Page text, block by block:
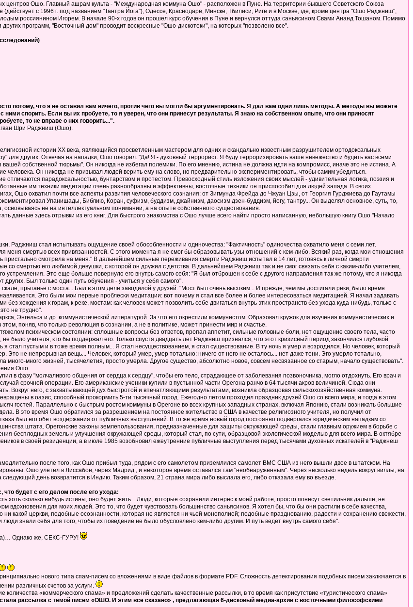
центров Ошо. Главный ашрам культа - "Международная коммуна Ошо" - расположен в Пуне. На территории бывшего Советского Союза
с 1996 г. под названием "Тантра Йога"), Одессе, Краснодаре, Минске, Тбилиси, Риге и в Москве, где, кроме центра "Ошо Раджниш",
россиянином Игорем. В начале 90-х годов он прошел курс обучения в Пуне и вернулся оттуда саньясином Свами Ананд Тошаном. Помимо
программ, "Восточный дом" проводит воскресные "Ошо-дискотеки", на которых "позволено все".
потому, что я не оставил вам ничего, против чего вы могли бы аргументировать. Я дал вам одни лишь методы. А методы вы можете
спорить. Если вы их пробуете, то я уверен, что они принесут результаты. Я знаю на собственном опыте, что они приносят
то не вправе о них говорить...".
Шри Раджниш (Ошо).
истории XX века, являющийся просветленным мастером для одних и скандально известным разрушителем ортодоксальных
для других. Отвечая на нападки, Ошо говорил: "Да! Я - духовный террорист. Я буду терроризировать ваше невежество и будить вас всеми
собственной тюрьмы". Он никогда не избегал полемики. По его мнению, истина не должна идти на компромисс, иначе это не истина. А
человека. Он никогда не призывал людей верить ему на слово, но предварительно экспериментировать, чтобы самим убедиться.
парадоксальностью, бунтарством и протестом. Превосходный стиль изложения своих мыслей - удивительная логика, поэзия и
им техники медитации очень разнообразны и эффективны, восточные техники он приспособил для людей запада. В своих
Ошо охватил почти все аспекты развития человеческого сознания: от Зигмунда Фрейда до Чжуан Цзы, от Георгия Гурджиева до Гаутамы
Упанишады, Библию, Коран, суфизм, буддизм, джайнизм, даосизм дзен-буддизм, йогу, тантру... Он выделял основное, суть, то,
основываясь не на интеллектуальном понимании, а на опыте собственного существования.
данные здесь отрывки из его книг. Для быстрого знакомства с Ошо лучше всего найти просто написанную, небольшую книгу Ошо "Начало
Раджниш стал испытывать ощущение своей обособленности и одиночества: "Фактичность" одиночества охватило меня с семи лет.
меня смертью всех привязанностей. С этого момента я не смог бы образовывать узы отношений с кем-либо. Всякий раз, когда мои отношения
пристально смотрела на меня." В дальнейшем сильные переживания смерти Раджниш испытал в 14 лет, готовясь к личной смерти
со смертью его любимой девушки, с которой он дружил с детства. В дальнейшем Раджниш так и не смог связать себя с каким-либо учителем,
устремления. Это еще больше повернуло его внутрь самого себя: "Я был отброшен к себе с другого направления так же потому, что я никогда
Был только один путь обучения - учиться у себя самого".
прыганье с моста... Был в этом деле заводилой у друзей: "Мост был очень высоким... И прежде, чем мы достигали реки, было время
Это были мои первые проблески медитации: вот почему я стал все более и более интересоваться медитацией. Я начал задавать
хождения к горам, к реке, мостам: как человек может позволить себе двигаться внутрь этих пространств без ухода куда-нибудь, только с
не трудно".
Энгельса и др. коммунистической литературой. За что его окрестили коммунистом. Образовал кружок для изучения коммунистических и
поняв, что только революция в сознании, а не в политике, может принести мир и счастье.
психическом состоянии: сплошные вопросы без ответов, пропал аппетит, сильные головные боли, нет ощущение своего тела, часто
было учителя, кто бы поддержал его. Только спустя двадцать лет Раджниш признался, что этот кризисный период закончился глубокой
стал пустым и в тоже время полным... Я стал несуществованием, я стал существование. В ту ночь я умер и возродился. Но человек, который
Это не непрерывная вещь... Человек, который умер, умер тотально: ничего от него не осталось... нет даже тени. Эго умерло тотально,
много-много жизней, тысячелетия, просто умерла. Другое существо, абсолютно новое, совсем несвязанное со старым, начало существовать".
Ошо.
в фазу "молчаливого общения от сердца к сердцу", чтобы его тело, страдающее от заболевания позвоночника, могло отдохнуть. Его врач и
срочной операции. Его американские ученики купили в пустынной части Орегона ранчо в 64 тысячи акров величиной. Сюда они
Вокруг него, с захватывающей дух быстротой и впечатляющими результатами, возникла образцовая сельскохозяйственная коммуна.
в оазис, способный прокормить 5-ти тысячный город. Ежегодно летом проходил праздник друзей Ошо со всего мира, и тогда в этом
гостей. Параллельно с быстрым ростом коммуны в Орегоне во всех крупных западных странах, включая Японию, стали возникать большие
В это время Ошо обратился за разрешением на постоянное жительство в США в качестве религиозного учителя, но получил от
был его обет воздержания от публичных выступлений. В то же время новый город постоянно подвергался юридическим нападкам со
штата. Орегонские законы землепользования, предназначенные для защиты окружающей среды, стали главным оружием в борьбе с
бесплодных земель и улучшения окружающей среды, который стал, по сути, образцовой экологической моделью для всего мира. В октябре
в своей резиденции, а в июле 1985 возобновил ежеутренние публичные выступления перед тысячами духовных искателей в "Раджнеш
после того, как Ошо прибыл туда, рядом с его самолетом приземлился самолет ВМС США из него вышли двое в штатском. На
Ошо улетел в Лиссабон, через Мадрид , и некоторое время оставался там "необнаруженным". Через несколько недель вокруг виллы, на
день возвратится в Индию. Таким образом, 21 страна мира либо выслала его, либо отказала ему во въезде.
что будет с его делом после его ухода:
хоть сколько нибудь истины, оно будет жить... Люди, которые сохранили интерес к моей работе, просто понесут светильник дальше, не
вдохновения для моих людей. Это то, что будет чувствовать большинство саньясинов. Я хотел бы, что бы они растили в себе качества,
какой церкви, подобные осознанности, которая не является ни чьей монополией; подобные празднованию, радости и сохранению свежести,
знали себя для того, чтобы их поведение не было обусловлено кем-либо другим. И путь ведет внутрь самого себя".
Однако же, СЕКС-ГУРУ!
нового типа спам-писем со вложениями в виде файлов в формате PDF. Сложность детектирования подобных писем заключается в
различных счетов за услуги.
«коммерческого спама» и предложений сделать качественные рассылки, в то время как присутствие «туристического спама»
рассылка с темой писем «ОШО. И этим всё сказано» , предлагающая 6-дисковый медиа-архив с восточными философскими